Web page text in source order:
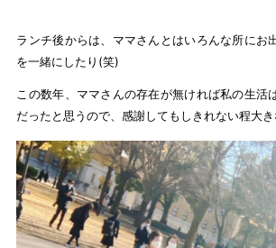
ランチ後からは、ママさんとはいろんな所にお
を一緒にしたり(笑)
この数年、ママさんの存在が無ければ私の生活
だったと思うので、感謝してもしきれない程大き